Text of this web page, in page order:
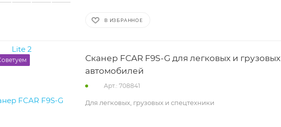
В ИЗБРАННОЕ
Сканер FCAR F9S-G для легковых и грузовых
автомобилей
Арт.: 708841
Для легковых, грузовых и спецтехники